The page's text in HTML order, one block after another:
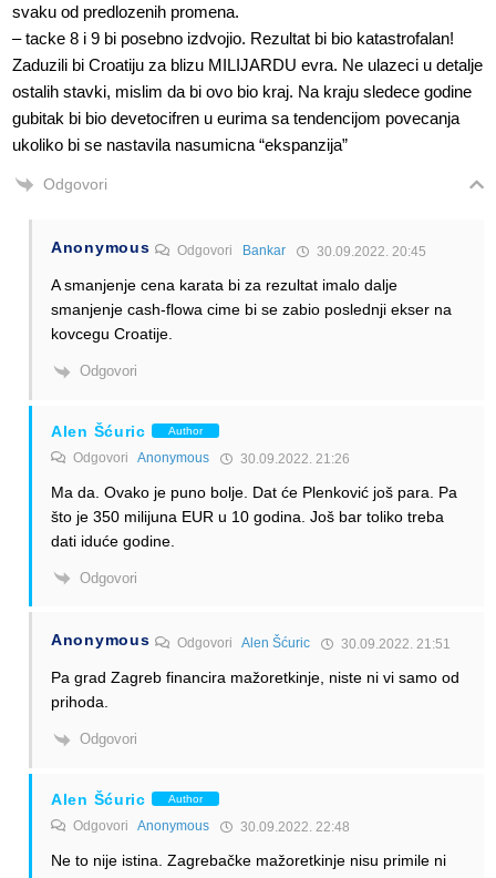
svaku od predlozenih promena.
– tacke 8 i 9 bi posebno izdvojio. Rezultat bi bio katastrofalan!
Zaduzili bi Croatiju za blizu MILIJARDU evra. Ne ulazeci u detalje
ostalih stavki, mislim da bi ovo bio kraj. Na kraju sledece godine
gubitak bi bio devetocifren u eurima sa tendencijom povecanja
ukoliko bi se nastavila nasumicna “ekspanzija”
Odgovori
Anonymous Odgovori Bankar 30.09.2022. 20:45
A smanjenje cena karata bi za rezultat imalo dalje
smanjenje cash-flowa cime bi se zabio poslednji ekser na
kovcegu Croatije.
Odgovori
Alen Šćuric Author
Odgovori Anonymous 30.09.2022. 21:26
Ma da. Ovako je puno bolje. Dat će Plenković još para. Pa
što je 350 milijuna EUR u 10 godina. Još bar toliko treba
dati iduće godine.
Odgovori
Anonymous OdgovoriAlen Šćuric 30.09.2022. 21:51
Pa grad Zagreb financira mažoretkinje, niste ni vi samo od
prihoda.
Odgovori
Alen Šćuric Author
Odgovori Anonymous 30.09.2022. 22:48
Ne to nije istina. Zagrebačke mažoretkinje nisu primile ni